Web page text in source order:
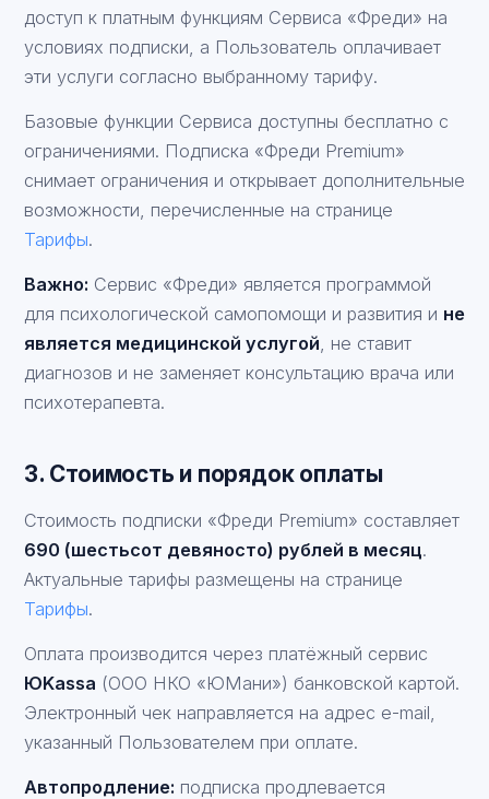
доступ к платным функциям Сервиса «Фреди» на
условиях подписки, а Пользователь оплачивает
эти услуги согласно выбранному тарифу.
Базовые функции Сервиса доступны бесплатно с
ограничениями. Подписка «Фреди Premium»
снимает ограничения и открывает дополнительные
возможности, перечисленные на странице
Тарифы.
Важно: Сервис «Фреди» является программой
для психологической самопомощи и развития и не
является медицинской услугой, не ставит
диагнозов и не заменяет консультацию врача или
психотерапевта.
3. Стоимость и порядок оплаты
Стоимость подписки «Фреди Premium» составляет
690 (шестьсот девяносто) рублей в месяц.
Актуальные тарифы размещены на странице
Тарифы.
Оплата производится через платёжный сервис
ЮKassa (ООО НКО «ЮМани») банковской картой.
Электронный чек направляется на адрес e-mail,
указанный Пользователем при оплате.
Автопродление: подписка продлевается